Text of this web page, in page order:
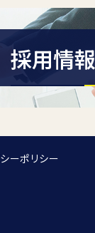
採用情報
ーポリシー